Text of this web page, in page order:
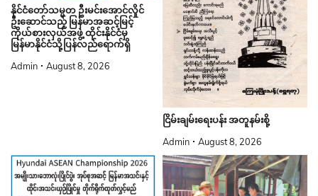
နိုင်ငံတော်သမ္မတ ဦးမင်းအောင်လှိုင်
ဦးဆောင်သည့် မြန်မာအဆင့်မြင့်
ကိုယ်စားလှယ်အဖွဲ့ ထိုင်းနိုင်ငံမှ
မြန်မာနိုင်ငံသို့ပြန်လည်ရောက်ရှိ
Admin August 8, 2026
ငြိမ်းချမ်းရေးပန်း အတူနမ်းစို့
Admin August 8, 2026